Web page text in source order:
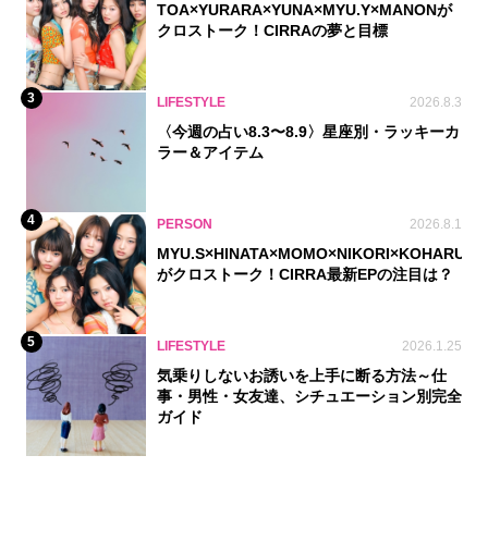
TOA×YURARA×YUNA×MYU.Y×MANONが
クロストーク！CIRRAの夢と目標
3 LIFESTYLE 2026.8.3
〈今週の占い8.3〜8.9〉星座別・ラッキーカ
ラー＆アイテム
4 PERSON 2026.8.1
MYU.S×HINATA×MOMO×NIKORI×KOHARU
がクロストーク！CIRRA最新EPの注目は？
5 LIFESTYLE 2026.1.25
気乗りしないお誘いを上手に断る方法～仕
事・男性・女友達、シチュエーション別完全
ガイド